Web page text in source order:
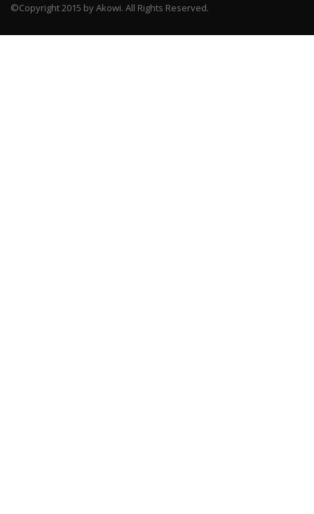
©Copyright 2015 by Akowi. All Rights Reserved.